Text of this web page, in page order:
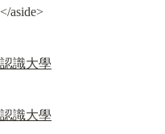
</aside>
認識大學
認識大學